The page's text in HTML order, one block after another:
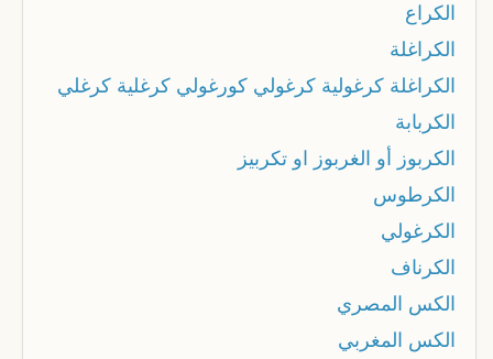
الكراع
الكراغلة
الكراغلة كرغولية كرغولي كورغولي كرغلية كرغلي
الكربابة
الكربوز أو الغربوز او تكربيز
الكرطوس
الكرغولي
الكرناف
الكس المصري
الكس المغربي